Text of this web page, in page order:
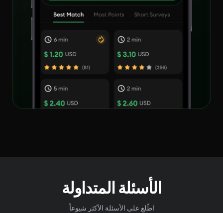
الأسئلة المتداولة
اطّلع على الأسئلة الأكثر شيوعاً